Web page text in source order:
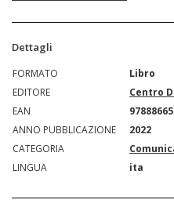
Dettagli
FORMATO
Libro
EDITORE
Centro
EAN
ANNO PUBBLICAZIONE
2022
CATEGORIA
LINGUA
ita